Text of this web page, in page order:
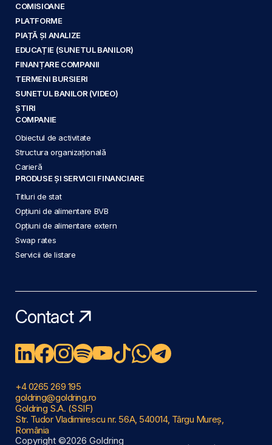
COMISIOANE
PLATFORME
PIAȚĂ ȘI ANALIZE
EDUCAȚIE (SUNETUL BANILOR)
FINANȚARE COMPANII
TERMENI BURSIERI
SUNETUL BANILOR (VIDEO)
ȘTIRI
COMPANIE
Obiectul de activitate
Structura organizațională
Carieră
PRODUSE ȘI SERVICII FINANCIARE
Titluri de stat
Opțiuni de alimentare BVB
Opțiuni de alimentare extern
Swap rates
Servicii de listare
Contact
+4 0265 269 195
goldring@goldring.ro
Goldring S.A. (SSIF)
Str. Tudor Vladimirescu nr. 56A, 540014, Târgu Mureș,
România
Copyright ©2026 Goldring